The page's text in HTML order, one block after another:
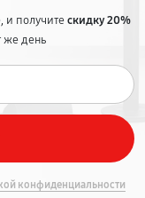
и получитескидку 20%
же день
конфиденциальности